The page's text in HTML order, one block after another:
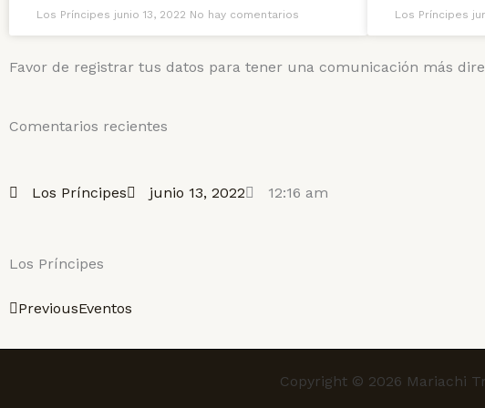
Los Príncipes junio 13, 2022 No hay comentarios Los Príncipes
Favor de registrar tus datos para tener una comunicación más
Comentarios recientes
Los Príncipes junio 13, 2022 12:16 am
Los Príncipes
Ant
PreviousEventos
Copyright © 2026 Mariachi